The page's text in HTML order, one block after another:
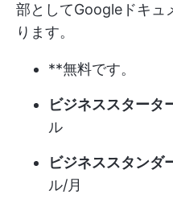
部としてGoogleドキュ
ります。
**無料です。
ビジネススタータ
ル
ビジネススタンダ
ル/月